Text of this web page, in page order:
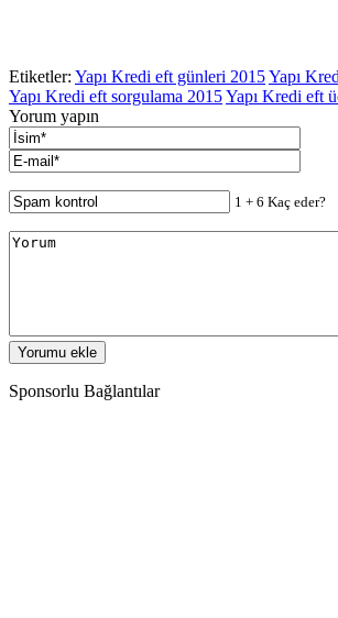
Etiketler: Yapı Kredi eft günleri 2015Yapı
Yapı Kredi eft sorgulama 2015Yapı Kredi eft
Yorum yapın
1 + 6 Kaç eder?
Sponsorlu Bağlantılar